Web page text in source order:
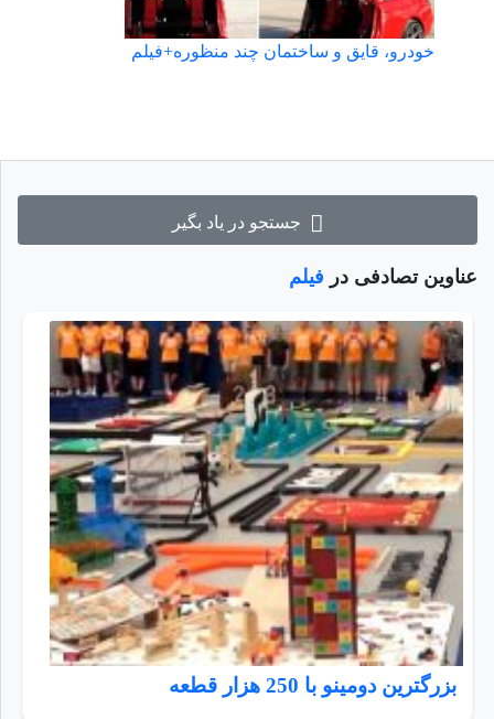
جستجو در یاد بگیر
عناوین تصادفی در فیلم
بزرگترین دومینو با 250 هزار قطعه
خودرو، قایق و ساختمان چند منظوره+فیلم